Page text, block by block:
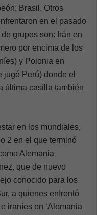
Brasil. Otros
en el pasado
grupos son: Irán en
por encima de los
y Polonia en
jugó Perú) donde el
última casilla también
en los mundiales,
2 en el que terminó
Alemania
que de nuevo
conocido para los
a quienes enfrentó
iraníes en ‘Alemania